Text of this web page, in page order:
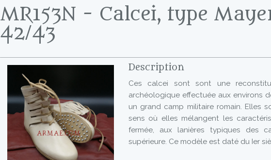
MR153N - Calcei, type
42/43
Description
Ces calcei sont sont une
archéologique effectuée aux environs
un grand camp militaire romain. Elles
sens où elles mélangent les
fermée, aux lanières typiques des
supérieure. Ce modèle est daté du Ier